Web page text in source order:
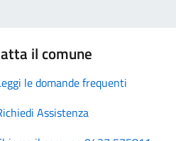
il comune
le domande frequenti
Assistenza